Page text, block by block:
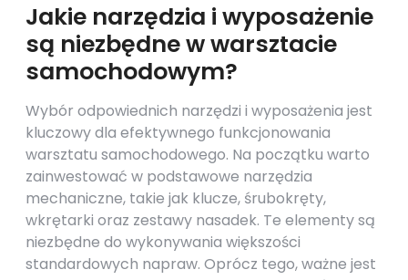
Jakie narzędzia i wyposażenie
są niezbędne w warsztacie
samochodowym?
Wybór odpowiednich narzędzi i wyposażenia jest
kluczowy dla efektywnego funkcjonowania
warsztatu samochodowego. Na początku warto
zainwestować w podstawowe narzędzia
mechaniczne, takie jak klucze, śrubokręty,
wkrętarki oraz zestawy nasadek. Te elementy są
niezbędne do wykonywania większości
standardowych napraw. Oprócz tego, ważne jest